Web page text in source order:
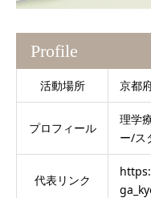
Profile
活動場所 京都
プロフィール
理学
ー/ス
代表リンク